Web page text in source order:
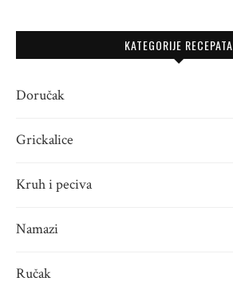
KATEGORIJE RECEPATA
Doručak
Grickalice
Kruh i peciva
Namazi
Ručak